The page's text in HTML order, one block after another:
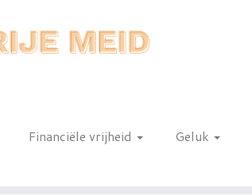
Financiële vrijheid Geluk